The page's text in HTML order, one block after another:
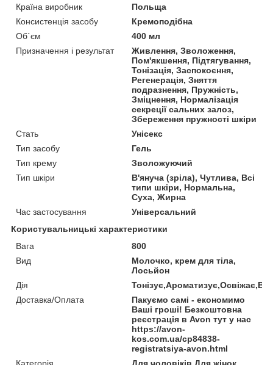
Країна виробник
Польща
Консистенція засобу
Кремоподібна
Об`єм
400 мл
Призначення і результат
Живлення, Зволоження,
Пом'якшення, Підтягування,
Тонізація, Заспокоєння,
Регенерація, Зняття
подразнення, Пружність,
Зміцнення, Нормалізація
секреції сальних залоз,
Збереження пружності шкіри
Стать
Унісекс
Тип засобу
Гель
Тип крему
Зволожуючий
Тип шкіри
В'януча (зріла), Чутлива, Всі
типи шкіри, Нормальна,
Суха, Жирна
Час застосування
Універсальний
Користувальницькі характеристики
Вага
800
Вид
Молочко, крем для тіла,
Лосьйон
Дія
Доставка/Оплата
Пакуємо самі - економимо
Ваші гроші! Безкоштовна
реєстрація в Avon тут у нас
https://avon-
kos.com.ua/cp84838-
registratsiya-avon.html
Категорія
Для чоловіків,Для жінок